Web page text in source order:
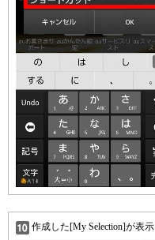
作成した[My Selection]が表示